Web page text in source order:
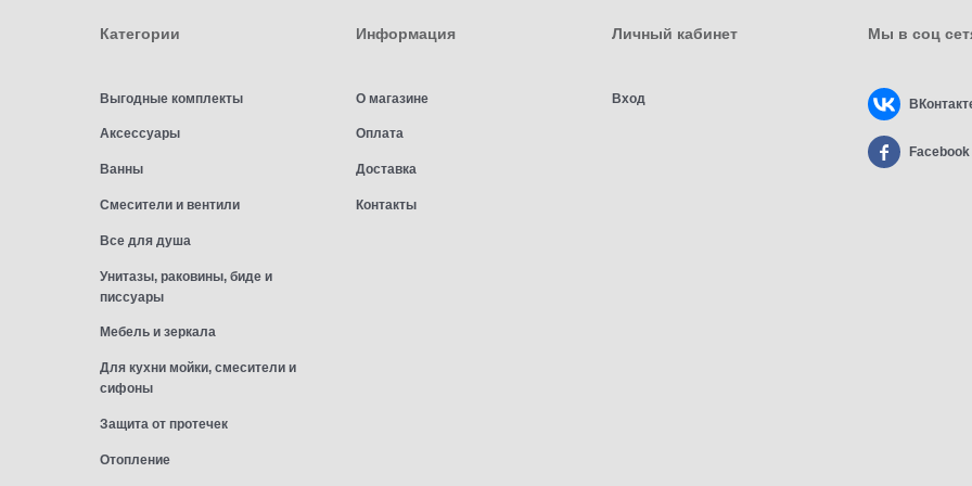
Категории
Выгодные комплекты
Аксессуары
Ванны
Смесители и вентили
Все для душа
Унитазы, раковины, биде и
писсуары
Мебель и зеркала
Для кухни мойки, смесители и
сифоны
Защита от протечек
Отопление
Информация
О магазине
Оплата
Доставка
Контакты
Личный кабинет
Вход
Мы в соц
Facebook